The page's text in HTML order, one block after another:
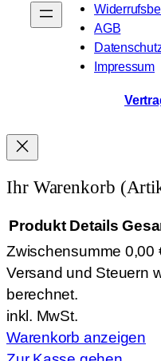
AGB
Impressum
Ihr Warenkorb
Produkte
im
Warenkorb
Produkt Details
Zwischensumme 0,00
Versand und Steuern
berechnet.
inkl. MwSt.
Warenkorb anzeigen